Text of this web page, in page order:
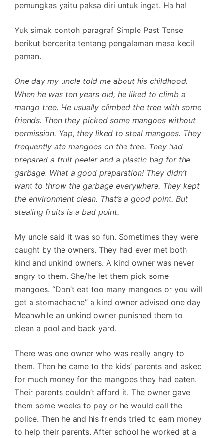
pemungkas yaitu paksa diri untuk ingat. Ha ha!
Yuk simak contoh paragraf Simple Past Tense
berikut bercerita tentang pengalaman masa kecil
paman.
One day my uncle told me about his childhood.
When he was ten years old, he liked to climb a
mango tree. He usually climbed the tree with some
friends. Then they picked some mangoes without
permission. Yap, they liked to steal mangoes. They
frequently ate mangoes on the tree. They had
prepared a fruit peeler and a plastic bag for the
garbage. What a good preparation! They didn’t
want to throw the garbage everywhere. They kept
the environment clean. That’s a good point. But
stealing fruits is a bad point.
My uncle said it was so fun. Sometimes they were
caught by the owners. They had ever met both
kind and unkind owners. A kind owner was never
angry to them. She/he let them pick some
mangoes. “Don’t eat too many mangoes or you will
get a stomachache” a kind owner advised one day.
Meanwhile an unkind owner punished them to
clean a pool and back yard.
There was one owner who was really angry to
them. Then he came to the kids’ parents and asked
for much money for the mangoes they had eaten.
Their parents couldn’t afford it. The owner gave
them some weeks to pay or he would call the
police. Then he and his friends tried to earn money
to help their parents. After school he worked at a